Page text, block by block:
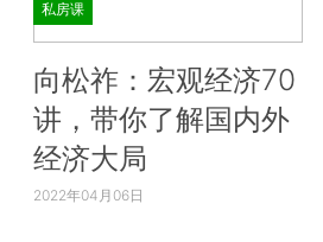
私房课
向松祚：宏观经济70
讲，带你了解国内外
经济大局
2022年04月06日